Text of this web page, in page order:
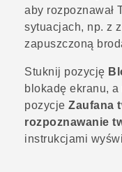
aby rozpoznawał
sytuacjach, np. z
zapuszczoną
Stuknij pozycję
blokadę ekranu,
pozycje Zaufana
rozpoznawanie
instrukcjami